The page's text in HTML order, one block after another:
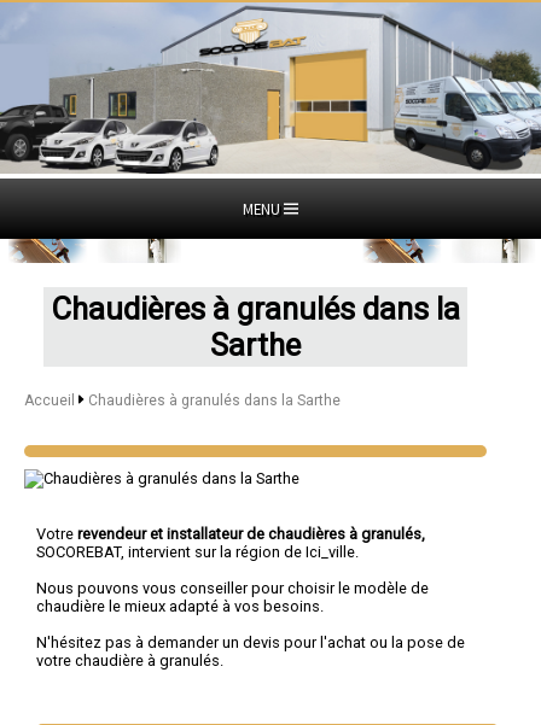
MENU
Chaudières à granulés dans la
Sarthe
Accueil Chaudières à granulés dans la Sarthe
Votre revendeur et installateur de chaudières à granulés,
SOCOREBAT, intervient sur la région de Ici_ville.
Nous pouvons vous conseiller pour choisir le modèle de
chaudière le mieux adapté à vos besoins.
N'hésitez pas à demander un devis pour l'achat ou la pose de
votre chaudière à granulés.